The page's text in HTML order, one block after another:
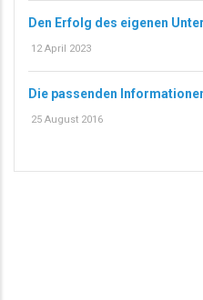
Den Erfolg des eigenen
12 April 2023
Die passenden
25 August 2016